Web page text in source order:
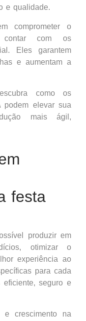
e qualidade.
comprometer o
contar com os
Eles garantem
e aumentam a
como os
podem elevar sua
mais ágil,
festa
produzir em
otimizar o
experiência ao
para cada
eficiente, seguro e
e crescimento na